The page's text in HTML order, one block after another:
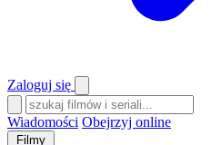
Zaloguj się
Wiadomości Obejrzyj online
Filmy